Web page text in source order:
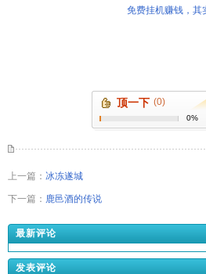
免费挂机赚钱，
顶一下 (0)
0%
上一篇： 冰冻遂城
下一篇： 鹿邑酒的传说
最新评论
发表评论